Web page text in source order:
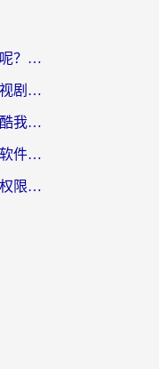
在国外怎么看腾讯视频直播呢？留学生亲测有效的回国加速指南
在日本用什么软件看中国电视剧呢？留学生亲测有效的回国加速方案
海外党必看：在国外怎么用酷我音乐听音乐？告别“地区不支持”的实用指南
在国外怎么能听国内的音乐软件？别让版权限制断了你的“中文歌单”
国外怎么看番剧？别再愁版权限制！一个工具解决所有回国追剧难题